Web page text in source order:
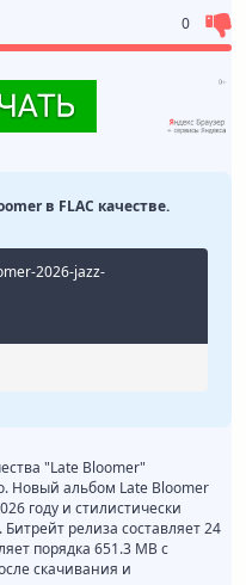
0
в FLAC качестве.
2026-jazz-
"Late Bloomer"
Новый альбом Late Bloomer
году и стилистически
релиза составляет 24
порядка 651.3 MB с
скачивания и